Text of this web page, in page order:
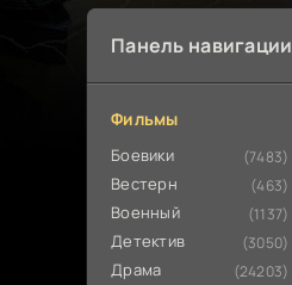
Панель навигации
Фильмы
Боевики (7483)
Вестерн (463)
Военный (1137)
Детектив (3050)
Драма (24203)